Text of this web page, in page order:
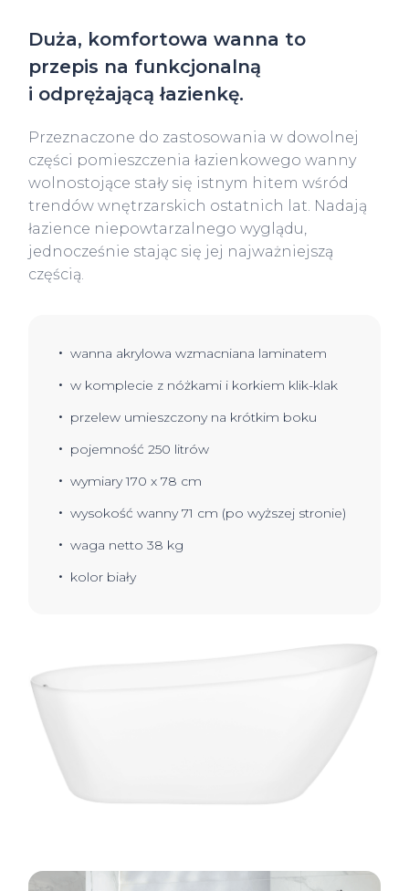
Duża, komfortowa wanna to
przepis na funkcjonalną
i odprężającą łazienkę.
Przeznaczone do zastosowania w dowolnej
części pomieszczenia łazienkowego wanny
wolnostojące stały się istnym hitem wśród
trendów wnętrzarskich ostatnich lat. Nadają
łazience niepowtarzalnego wyglądu,
jednocześnie stając się jej najważniejszą
częścią.
wanna akrylowa wzmacniana laminatem
w komplecie z nóżkami i korkiem klik-klak
przelew umieszczony na krótkim boku
pojemność 250 litrów
wymiary 170 x 78 cm
wysokość wanny 71 cm (po wyższej stronie)
waga netto 38 kg
kolor biały